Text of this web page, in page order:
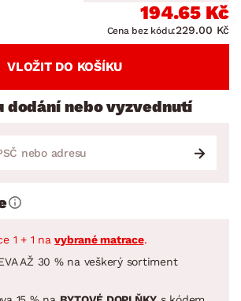
194.65 Kč
Cena bez kódu:229.00 Kč
VLOŽIT DO KOŠÍKU
dodání nebo vyzvednutí
1 + 1 navybrané matrace.
AŽ 30 % na veškerý sortiment